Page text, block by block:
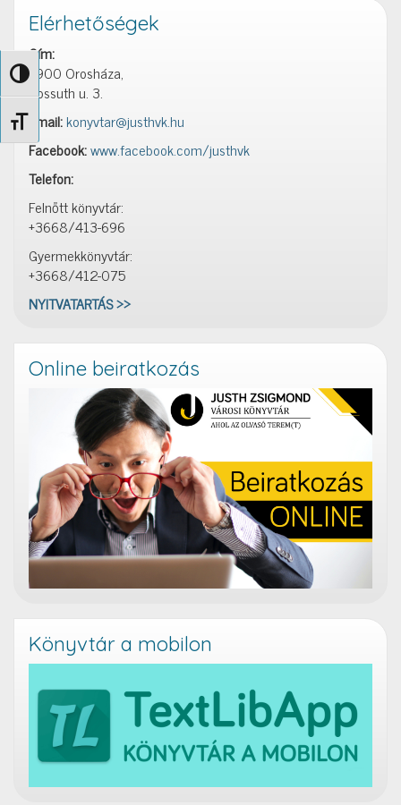
Nagy kontraszt váltása
Betűméret váltása
Elérhetőségek
Cím:
5900 Orosháza,
Kossuth u. 3.
Email:konyvtar@justhvk.hu
Facebook:www.facebook.com/justhvk
Telefon:
Felnőtt könyvtár:
+3668/413-696
Gyermekkönyvtár:
+3668/412-075
NYITVATARTÁS >>
Online beiratkozás
Könyvtár a mobilon